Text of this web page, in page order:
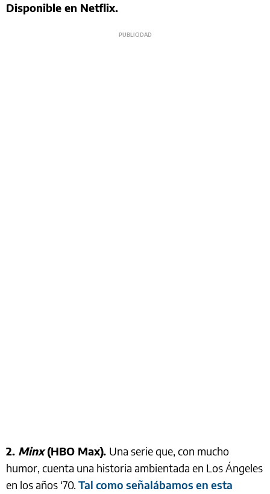
Disponible en Netflix.
2. Minx(HBO Max). Una serie que, con mucho
humor, cuenta una historia ambientada en Los Ángeles
en los años ‘70. Tal como señalábamos en esta